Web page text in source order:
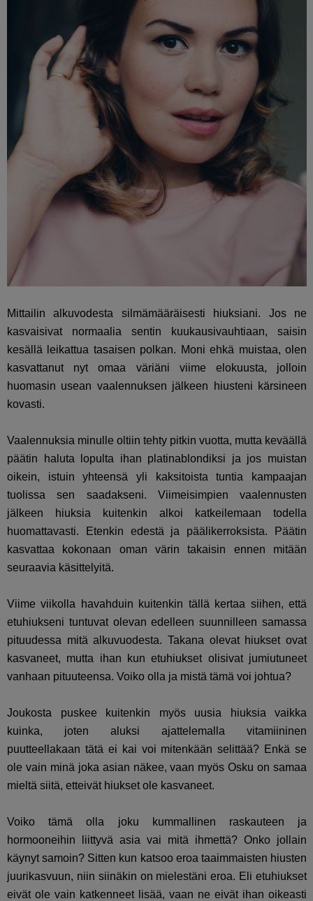
Mittailin alkuvodesta silmämääräisesti hiuksiani. Jos ne
kasvaisivat normaalia sentin kuukausivauhtiaan, saisin
kesällä leikattua tasaisen polkan. Moni ehkä muistaa, olen
kasvattanut nyt omaa väriäni viime elokuusta, jolloin
huomasin usean vaalennuksen jälkeen hiusteni kärsineen
kovasti.
Vaalennuksia minulle oltiin tehty pitkin vuotta, mutta keväällä
päätin haluta lopulta ihan platinablondiksi ja jos muistan
oikein, istuin yhteensä yli kaksitoista tuntia kampaajan
tuolissa sen saadakseni. Viimeisimpien vaalennusten
jälkeen hiuksia kuitenkin alkoi katkeilemaan todella
huomattavasti. Etenkin edestä ja päälikerroksista. Päätin
kasvattaa kokonaan oman värin takaisin ennen mitään
seuraavia käsittelyitä.
Viime viikolla havahduin kuitenkin tällä kertaa siihen, että
etuhiukseni tuntuvat olevan edelleen suunnilleen samassa
pituudessa mitä alkuvuodesta. Takana olevat hiukset ovat
kasvaneet, mutta ihan kun etuhiukset olisivat jumiutuneet
vanhaan pituuteensa. Voiko olla ja mistä tämä voi johtua?
Joukosta puskee kuitenkin myös uusia hiuksia vaikka
kuinka, joten aluksi ajattelemalla vitamiininen
puutteellakaan tätä ei kai voi mitenkään selittää? Enkä se
ole vain minä joka asian näkee, vaan myös Osku on samaa
mieltä siitä, etteivät hiukset ole kasvaneet.
Voiko tämä olla joku kummallinen raskauteen ja
hormooneihin liittyvä asia vai mitä ihmettä? Onko jollain
käynyt samoin? Sitten kun katsoo eroa taaimmaisten hiusten
juurikasvuun, niin siinäkin on mielestäni eroa. Eli etuhiukset
eivät ole vain katkenneet lisää, vaan ne eivät ihan oikeasti